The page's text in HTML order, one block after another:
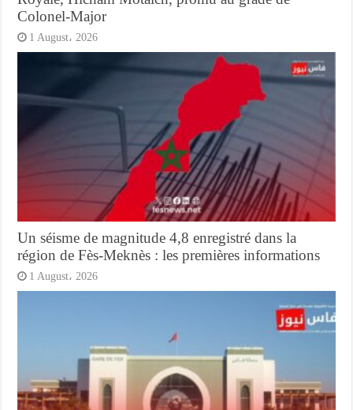
Colonel-Major
1 August، 2026
Un séisme de magnitude 4,8 enregistré dans la
région de Fès-Meknès : les premières informations
1 August، 2026